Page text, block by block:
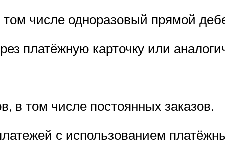
числе одноразовый прямой
платёжную карточку или
в том числе постоянных заказов.
с использованием